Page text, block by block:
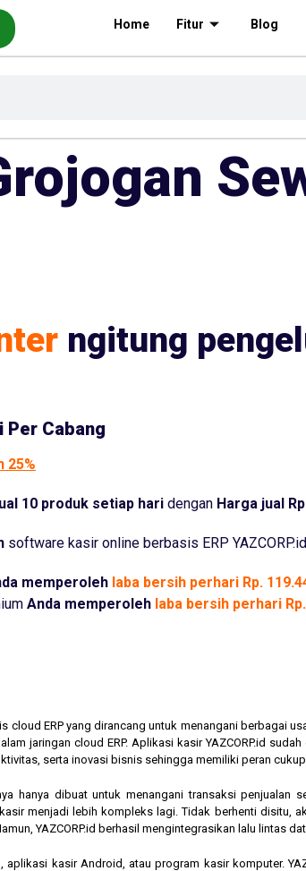
Home Fitur Blog
ngitung
Per Cabang
25%
10 produk setiap hari dengan Harga jual
software kasir online berbasis ERP
memperoleh laba bersih perhari Rp.
Anda memperoleh laba bersih perhari
cloud ERP yang dirancang untuk menangani berbagai
jaringan cloud ERP. Aplikasi kasir YAZCORP.id
serta inovasi bisnis sehingga memiliki peran
hanya dibuat untuk menangani transaksi penjualan
menjadi lebih kompleks lagi. Tidak berhenti disitu,
YAZCORP.id berhasil mengintegrasikan lalu lintas
kasir Android, atau program kasir komputer.